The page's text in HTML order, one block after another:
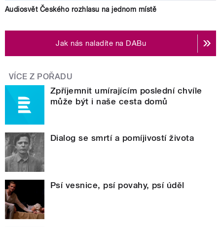
Audiosvět Českého rozhlasu na jednom místě
Jak nás naladíte na DABu
VÍCE Z POŘADU
Zpříjemnit umírajícím poslední chvíle
může být i naše cesta domů
Dialog se smrtí a pomíjivostí života
Psí vesnice, psí povahy, psí úděl